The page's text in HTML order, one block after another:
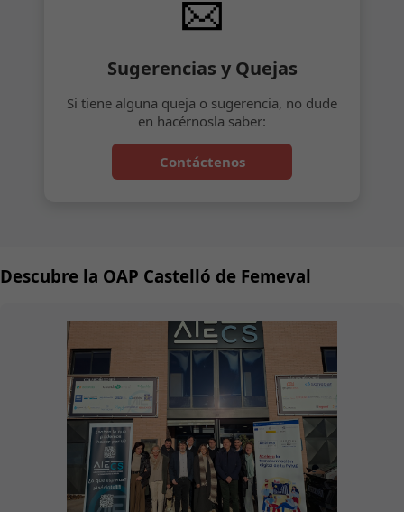
Sugerencias y Quejas
Si tiene alguna queja o sugerencia, no dude
en hacérnosla saber:
Contáctenos
Descubre la OAP Castelló de Femeval